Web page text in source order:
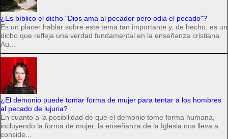
¿Es bíblico el dicho "Dios ama al pecador pero odia el pecado"?
Es un placer hablar sobre este tema tan importante y, de hecho, es un
dicho que refleja una verdad fundamental en la enseñanza cristiana.
Au...
¿El demonio puede tomar forma de mujer para tentar a los hombres
al pecado de lujuria?
En cuanto a la posibilidad de que el demonio tome forma humana,
incluyendo la forma de mujer, la enseñanza de la Iglesia nos lleva a
conside...